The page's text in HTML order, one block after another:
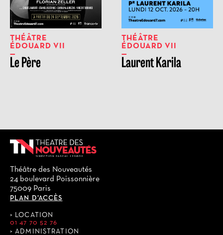
THÉÂTRE
ÉDOUARD VII
Le Père
THÉÂTRE
ÉDOUARD VII
Laurent Karila
Théâtre des Nouveautés
24 boulevard Poissonnière
75009 Paris
PLAN D’ACCÈS
LOCATION
01 47 70 52 76
ADMINISTRATION